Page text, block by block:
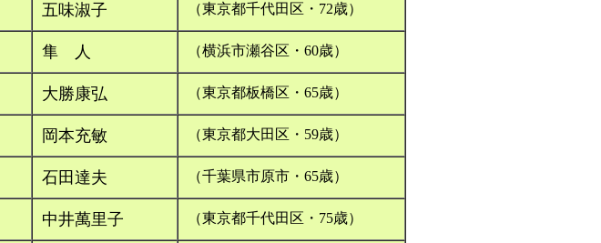
五味淑子 （東京都千代田区・72歳）
隼 人 （横浜市瀬谷区・60歳）
大勝康弘 （東京都板橋区・65歳）
岡本充敏 （東京都大田区・59歳）
石田達夫 （千葉県市原市・65歳）
中井萬里子 （東京都千代田区・75歳）